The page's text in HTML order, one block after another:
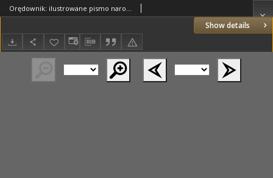
Show details
Orędownik: ilustrowane pismo narodowe i katolickie 1936.01.16 R.66 Nr12